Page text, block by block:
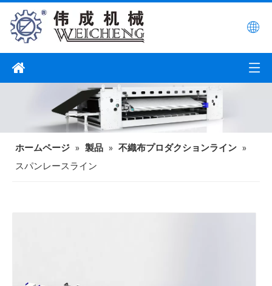
ホームページ » 製品 » 不織布プロダクションライン »
スパンレースライン